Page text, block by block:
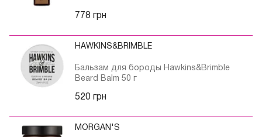
Масла
волосы более послушными, гладкими, блестящими и
шелковистыми. Несколько капель масла нужно
растереть между ладонями, а затем нанести легкими
придают приятный аромат. По составу масло бывает
разным:
гранатовое;
778 грн
HAWKINS&BRIMBLE
Бальзам для бороды Hawkins&Brimble
Beard Balm 50 г
520 грн
MORGAN'S